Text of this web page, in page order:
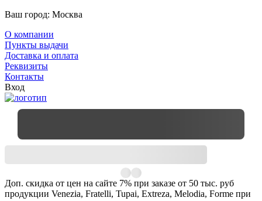
Ваш город: Москва
О компании
Пункты выдачи
Доставка и оплата
Реквизиты
Контакты
Вход
Доп. скидка от цен на сайте 7% при заказе от 50 тыс. руб
продукции Venezia, Fratelli, Tupai, Extreza, Melodia, Forme при